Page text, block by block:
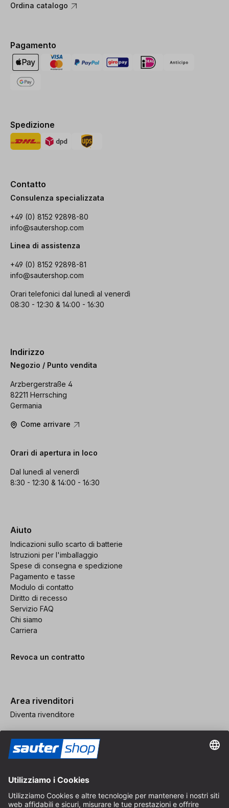
Ordina catalogo
Pagamento
Spedizione
Contatto
Consulenza specializzata
+49 (0) 8152 92898-80
info@sautershop.com
Linea di assistenza
+49 (0) 8152 92898-81
info@sautershop.com
Orari telefonici dal lunedì al venerdì
08:30 - 12:30 & 14:00 - 16:30
Indirizzo
Negozio / Punto vendita
Arzbergerstraße 4
82211 Herrsching
Germania
Come arrivare
Orari di apertura in loco
Dal lunedì al venerdì
8:30 - 12:30 & 14:00 - 16:30
Aiuto
Indicazioni sullo scarto di batterie
Istruzioni per l'imballaggio
Spese di consegna e spedizione
Pagamento e tasse
Modulo di contatto
Diritto di recesso
Servizio FAQ
Chi siamo
Carriera
Revoca un contratto
Area rivenditori
Diventa rivenditore
CGV